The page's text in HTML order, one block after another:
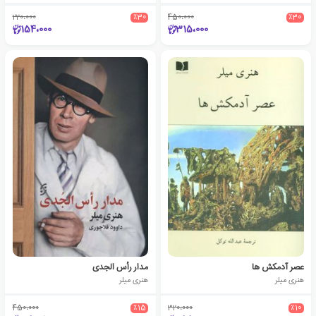
٪30 450،000
315،000
٪30 220،000
154،000
عصر آدمکش ها
هنری میلر
٪10 320،000
مدار رأس الجدی
هنری میلر
٪15 450،000